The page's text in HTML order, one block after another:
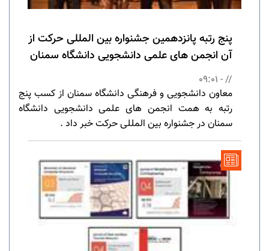
پنج رتبه پانزدهمین جشنواره بین المللی حرکت از
آن انجمن های علمی دانشجویی دانشگاه سمنان
// - 09:01
معاون دانشجویی و فرهنگی دانشگاه سمنان از کسب پنج
رتبه به همت انجمن های علمی دانشجویی دانشگاه
سمنان در جشنواره بین المللی حرکت خبر داد .